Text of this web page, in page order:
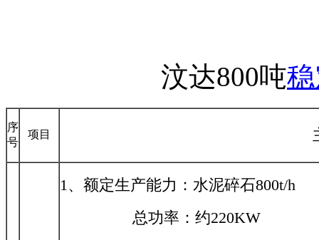
汶达800吨
序
号
项目
1、额定生产能力：水泥碎石800t/h
总功率：约220KW